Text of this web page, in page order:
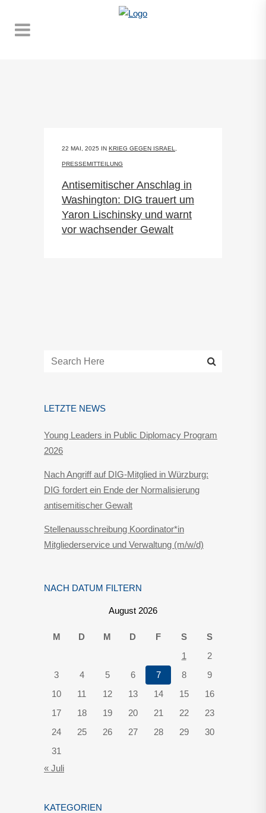
22 MAI, 2025 IN KRIEG GEGEN ISRAEL
PRESSEMITTEILUNG
Antisemitischer Anschlag in
Washington: DIG trauert um
Yaron Lischinsky und warnt
vor wachsender Gewalt
LETZTE NEWS
Young Leaders in Public Diplomacy Program
2026
Nach Angriff auf DIG-Mitglied in Würzburg:
DIG fordert ein Ende der Normalisierung
antisemitischer Gewalt
Stellenausschreibung Koordinator*in
Mitgliederservice und Verwaltung (m/w/d)
NACH DATUM FILTERN
August 2026
M D M D F S
S
1
2
3
4 5 6 7 8
9
10
11 12 13 14 15
16
17
18 19 20 21 22
23
24
25 26 27 28 29
30
31
« Juli
KATEGORIEN